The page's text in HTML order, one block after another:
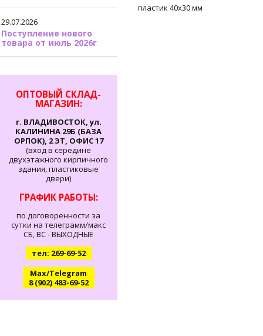
29.07.2026
Поступление нового
товара от июль 2026г
ОПТОВЫЙ СКЛАД-
МАГАЗИН:
г. ВЛАДИВОСТОК, ул.
КАЛИНИНА 29Б (БАЗА
ОРПОК), 2 ЭТ, ОФИС 17
(вход в середине
двухэтажного кирпичного
здания, пластиковые
двери)
ГРАФИК РАБОТЫ:
по договоренности за
сутки на телеграмм/макс
СБ, ВС - ВЫХОДНЫЕ
тел: 269-69-52
Max/Telegram
8 (902) 483-69-52
пластик 40х30 мм